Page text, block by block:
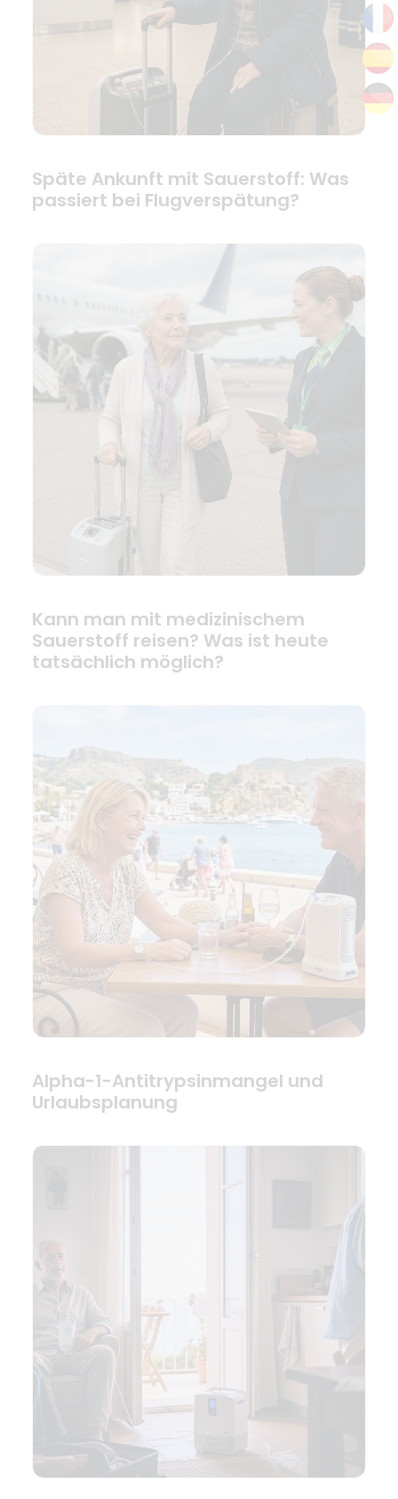
Späte Ankunft mit Sauerstoff: Was
passiert bei Flugverspätung?
Kann man mit medizinischem
Sauerstoff reisen? Was ist heute
tatsächlich möglich?
Alpha-1-Antitrypsinmangel und
Urlaubsplanung